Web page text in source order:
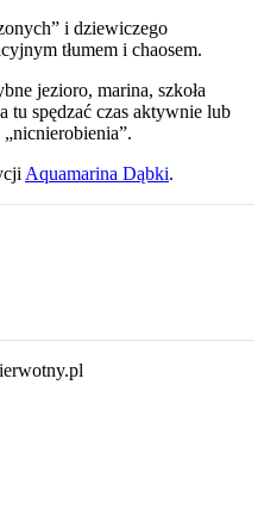
i dziewiczego
tłumem i chaosem.
jezioro, marina, szkoła
spędzać czas aktywnie lub
Aquamarina Dąbki.